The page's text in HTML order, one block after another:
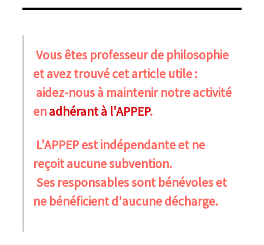
Vous êtes professeur de philosophie
et avez trouvé cet article utile :
aidez-nous à maintenir notre activité
enadhérant à l'APPEP.
L'APPEP est indépendante et ne
reçoit aucune subvention.
Ses responsables sont bénévoles et
ne bénéficient d'aucune décharge.